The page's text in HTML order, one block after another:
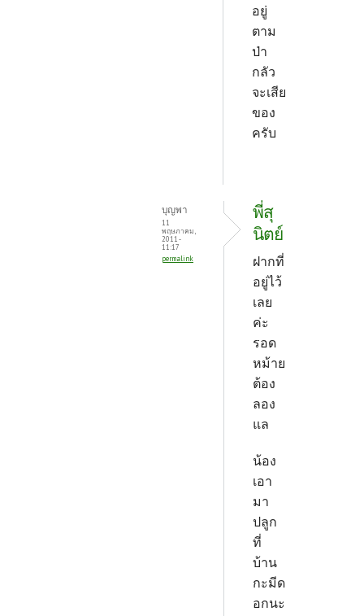
อยู่
ตาม
ป่า
กลัว
จะเสีย
ของ
ครับ
บุญพา
11
พฤษภาคม,
2011 -
11:17
permalink
พี่สุ
นิตย์
ฝากที่
อยู่ไว้
เลย
ค่ะ
รอด
หม้าย
ต้อง
ลอง
แล
น้อง
เอา
มา
ปลูก
ที่
บ้าน
กะมีด
อกนะ